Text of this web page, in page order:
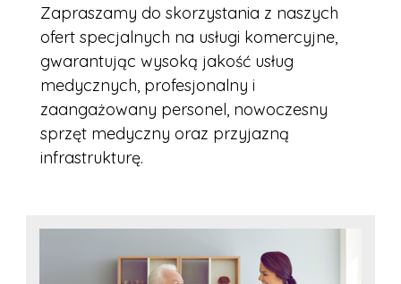
Zapraszamy do skorzystania z naszych
ofert specjalnych na usługi komercyjne,
gwarantując wysoką jakość usług
medycznych, profesjonalny i
zaangażowany personel, nowoczesny
sprzęt medyczny oraz przyjazną
infrastrukturę.